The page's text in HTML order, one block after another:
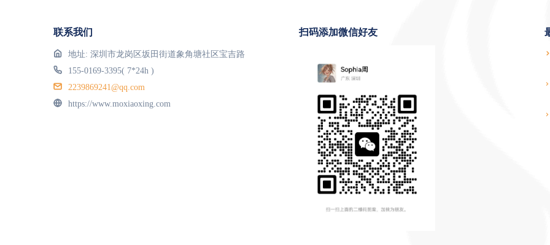
联系我们
地址: 深圳市龙岗区坂田街道象角塘社区宝吉路
155-0169-3395( 7*24h )
2239869241@qq.com
https://www.moxiaoxing.com
扫码添加微信好友